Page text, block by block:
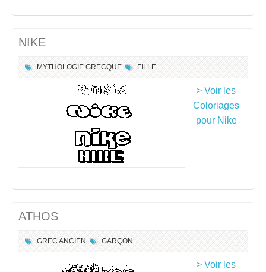
NIKE
MYTHOLOGIE GRECQUE FILLE
> Voir les
Coloriages
pour Nike
ATHOS
GREC ANCIEN GARÇON
> Voir les